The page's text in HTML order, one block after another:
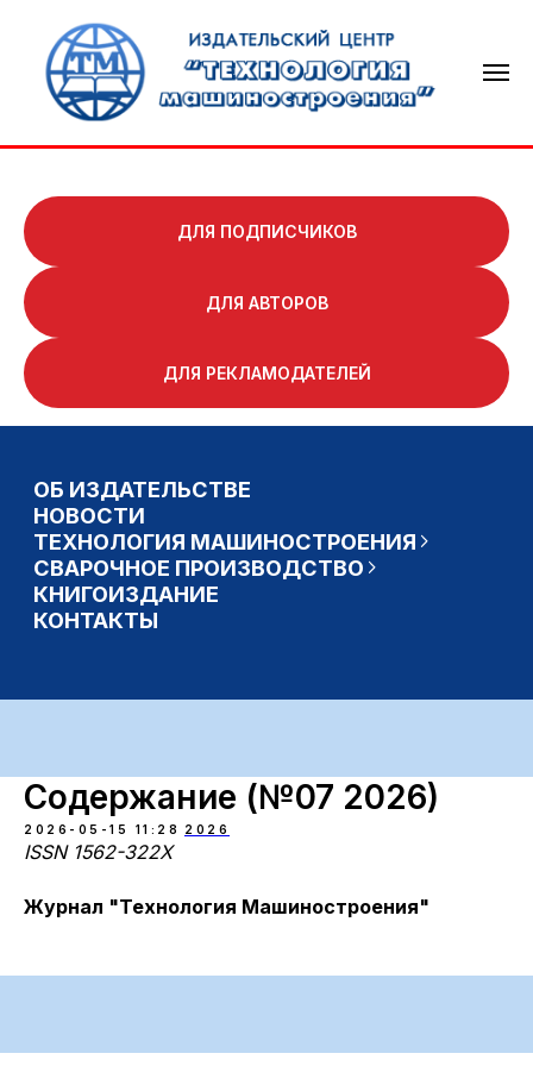
ДЛЯ ПОДПИСЧИКОВ
ДЛЯ АВТОРОВ
ДЛЯ РЕКЛАМОДАТЕЛЕЙ
ОБ ИЗДАТЕЛЬСТВЕ
НОВОСТИ
ТЕХНОЛОГИЯ МАШИНОСТРОЕНИЯ
СВАРОЧНОЕ ПРОИЗВОДСТВО
КНИГОИЗДАНИЕ
Содержание (№07 2026)
2026-05-15 11:28 2026
ISSN 1562-322X
Журнал "Технология Машиностроения"